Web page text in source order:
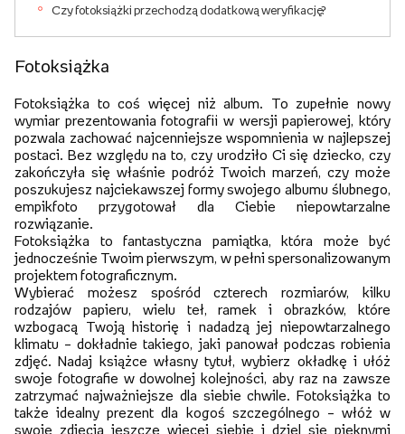
Czy fotoksiążki przechodzą dodatkową weryfikację?
Fotoksiążka
Fotoksiążka to coś więcej niż album. To zupełnie nowy
wymiar prezentowania fotografii w wersji papierowej, który
pozwala zachować najcenniejsze wspomnienia w najlepszej
postaci. Bez względu na to, czy urodziło Ci się dziecko, czy
zakończyła się właśnie podróż Twoich marzeń, czy może
poszukujesz najciekawszej formy swojego albumu ślubnego,
empikfoto przygotował dla Ciebie niepowtarzalne
rozwiązanie.
Fotoksiążka to fantastyczna pamiątka, która może być
jednocześnie Twoim pierwszym, w pełni spersonalizowanym
projektem fotograficznym.
Wybierać możesz spośród czterech rozmiarów, kilku
rodzajów papieru, wielu teł, ramek i obrazków, które
wzbogacą Twoją historię i nadadzą jej niepowtarzalnego
klimatu – dokładnie takiego, jaki panował podczas robienia
zdjęć. Nadaj książce własny tytuł, wybierz okładkę i ułóż
swoje fotografie w dowolnej kolejności, aby raz na zawsze
zatrzymać najważniejsze dla siebie chwile. Fotoksiążka to
także idealny prezent dla kogoś szczególnego – włóż w
swoje zdjęcia jeszcze więcej siebie i dziel się pięknymi